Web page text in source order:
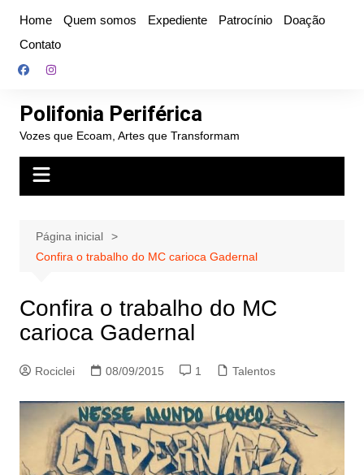
conteúdo
Home Quem somos Expediente Patrocínio
Doação
Contato
Polifonia Periférica
Vozes que Ecoam, Artes que Transformam
Página inicial
Confira o trabalho do MC carioca Gadernal
Confira o trabalho do MC
carioca Gadernal
Rociclei 08/09/2015 1 Talentos